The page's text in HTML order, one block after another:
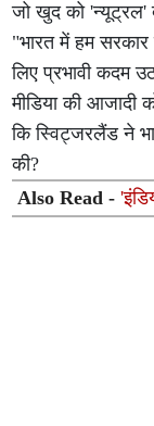
जो खुद को 'न्यूट्रल'
"भारत में हम
लिए प्रभावी कदम
मीडिया की आजादी
कि स्विट्जरलैंड ने
की?
Also Read -
नायक ने जीती